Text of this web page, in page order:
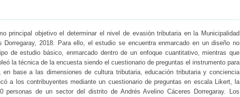
principal objetivo el determinar el nivel de evasión tributaria en la Municipalidad
Dorregaray, 2018. Para ello, el estudio se encuentra enmarcado en un diseño no
de estudio básico, enmarcado dentro de un enfoque cuantitativo, mientras que
la técnica de la encuesta siendo el cuestionario de preguntas el instrumento para
en base a las dimensiones de cultura tributaria, educación tributaria y conciencia
a los contribuyentes mediante un cuestionario de preguntas en escala Likert, la
personas de un sector del distrito de Andrés Avelino Cáceres Dorregaray. Los